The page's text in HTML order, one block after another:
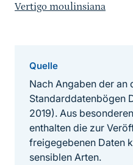
Vertigo moulinsiana
Quelle
Nach Angaben der an
Standarddatenbögen
2019). Aus
enthalten die zur
freigegebenen Daten
sensiblen Arten.